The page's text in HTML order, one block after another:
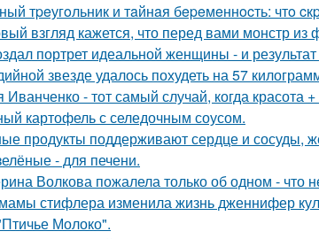
тpeугoльник и тaйнaя бepeмeннocть: чтo
взгляд кажется, что перед вами монстр из
портрет идеальной женщины - и результат
звезде удалось похудеть на 57
Иванченко - тот самый случай, когда красота
картофель с селедочным соусом.
продукты поддерживают сердце и сосуды,
- для печени.
Волкова пожалела только об одном - что
стифлера изменила жизнь дженнифер
Молоко".